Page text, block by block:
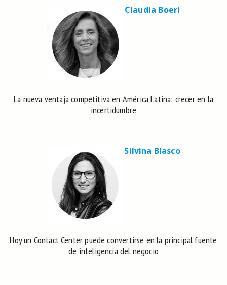
Claudia Boeri
La nueva ventaja competitiva en América Latina: crecer en la
incertidumbre
Silvina Blasco
Hoy un Contact Center puede convertirse en la principal fuente
de inteligencia del negocio